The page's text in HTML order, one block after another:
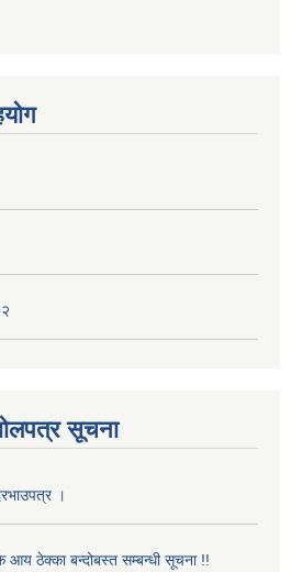
सूचना
।
ठेक्का बन्दोबस्त सम्बन्धी सूचना !!